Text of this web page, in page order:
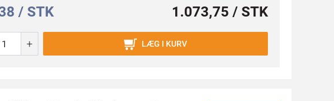
/ STK 1.073,75 / STK
+ LÆG I KURV